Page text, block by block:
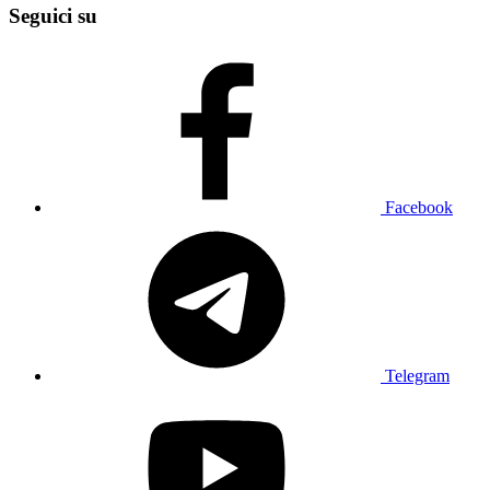
Seguici su
Facebook
Telegram